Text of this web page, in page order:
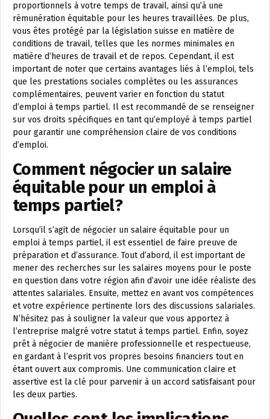
proportionnels à votre temps de travail, ainsi qu’à une
rémunération équitable pour les heures travaillées. De plus,
vous êtes protégé par la législation suisse en matière de
conditions de travail, telles que les normes minimales en
matière d’heures de travail et de repos. Cependant, il est
important de noter que certains avantages liés à l’emploi, tels
que les prestations sociales complètes ou les assurances
complémentaires, peuvent varier en fonction du statut
d’emploi à temps partiel. Il est recommandé de se renseigner
sur vos droits spécifiques en tant qu’employé à temps partiel
pour garantir une compréhension claire de vos conditions
d’emploi.
Comment négocier un salaire
équitable pour un emploi à
temps partiel?
Lorsqu’il s’agit de négocier un salaire équitable pour un
emploi à temps partiel, il est essentiel de faire preuve de
préparation et d’assurance. Tout d’abord, il est important de
mener des recherches sur les salaires moyens pour le poste
en question dans votre région afin d’avoir une idée réaliste des
attentes salariales. Ensuite, mettez en avant vos compétences
et votre expérience pertinente lors des discussions salariales.
N’hésitez pas à souligner la valeur que vous apportez à
l’entreprise malgré votre statut à temps partiel. Enfin, soyez
prêt à négocier de manière professionnelle et respectueuse,
en gardant à l’esprit vos propres besoins financiers tout en
étant ouvert aux compromis. Une communication claire et
assertive est la clé pour parvenir à un accord satisfaisant pour
les deux parties.